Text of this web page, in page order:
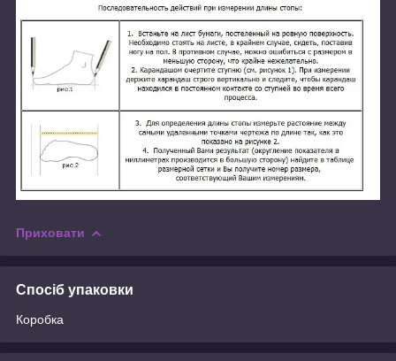
Приховати
Спосіб упаковки
Коробка